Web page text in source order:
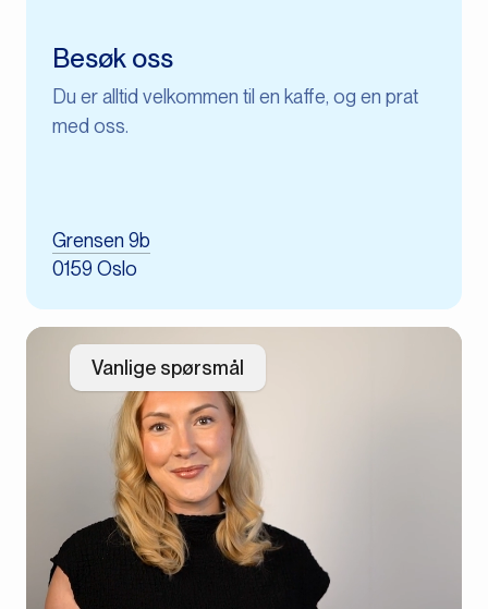
Besøk oss
Du er alltid velkommen til en kaffe, og en prat
med oss.
Grensen 9b
0159 Oslo
Vanlige spørsmål